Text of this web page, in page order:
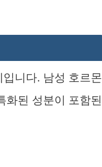
니다. 남성 호르몬
화된 성분이 포함된